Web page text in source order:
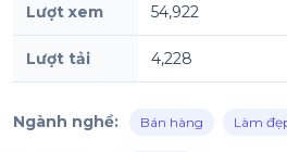
Lượt xem 54,922
Lượt tải 4,228
Ngành nghề: Bán hàng Làm